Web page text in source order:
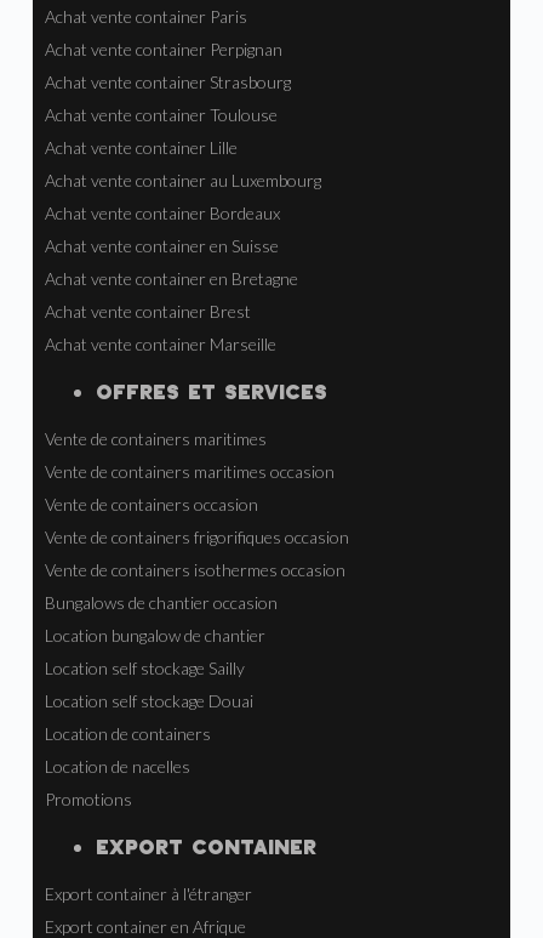
Achat vente container Paris
Achat vente container Perpignan
Achat vente container Strasbourg
Achat vente container Toulouse
Achat vente container Lille
Achat vente container au Luxembourg
Achat vente container Bordeaux
Achat vente container en Suisse
Achat vente container en Bretagne
Achat vente container Brest
Achat vente container Marseille
OFFRES ET SERVICES
Vente de containers maritimes
Vente de containers maritimes occasion
Vente de containers occasion
Vente de containers frigorifiques occasion
Vente de containers isothermes occasion
Bungalows de chantier occasion
Location bungalow de chantier
Location self stockage Sailly
Location self stockage Douai
Location de containers
Location de nacelles
Promotions
EXPORT CONTAINER
Export container à l'étranger
Export container en Afrique